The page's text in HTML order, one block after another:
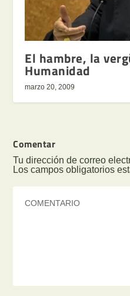
El hambre, la
Humanidad
marzo 20, 2009
Comentar
Tu dirección de correo
Los campos obligatorios